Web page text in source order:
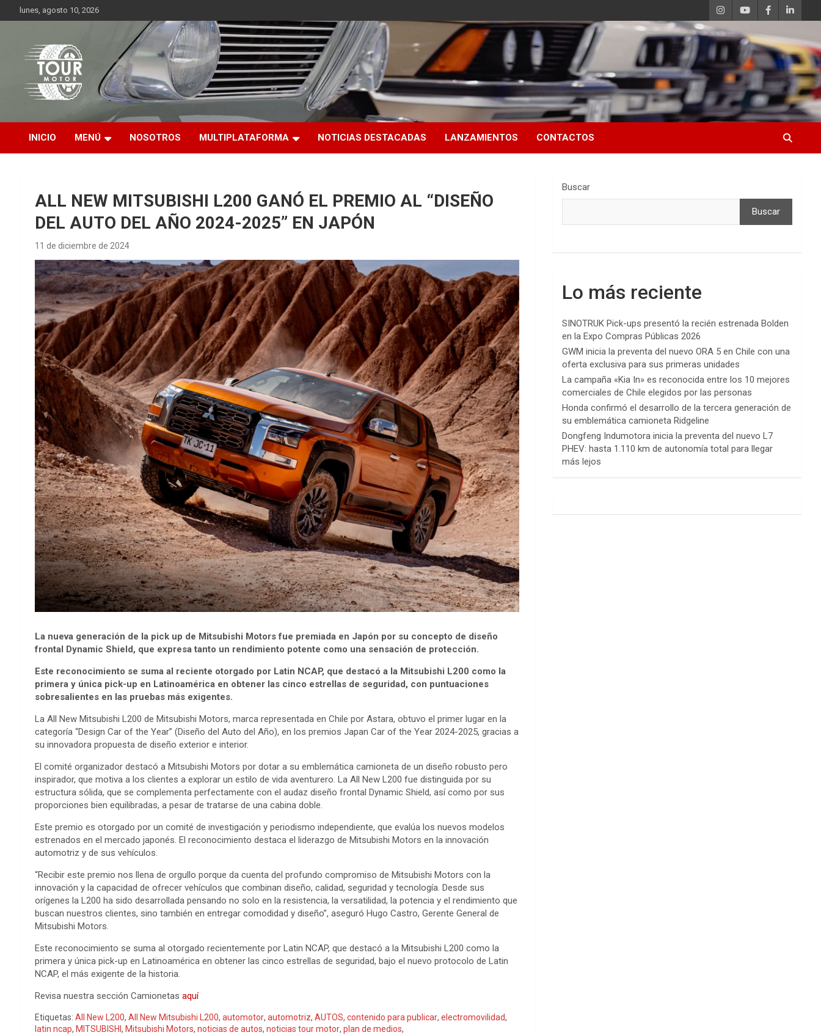
Saltar
al
lunes, agosto 10, 2026
Tour Motor
Plataforma de contenido audiovisual para el sector automotriz
INICIO MENÚ NOSOTROS MULTIPLATAFORMA NOTICIAS DESTACADAS LANZAMIENTOS CONTACTOS
ALL NEW MITSUBISHI L200 GANÓ EL PREMIO AL “DISEÑO
DEL AUTO DEL AÑO 2024-2025” EN JAPÓN
11 de diciembre de 2024
La nueva generación de la pick up de Mitsubishi Motors fue premiada en Japón por su concepto de diseño
frontal Dynamic Shield, que expresa tanto un rendimiento potente como una sensación de protección.
Este reconocimiento se suma al reciente otorgado por Latin NCAP, que destacó a la Mitsubishi L200 como la
primera y única pick-up en Latinoamérica en obtener las cinco estrellas de seguridad, con puntuaciones
sobresalientes en las pruebas más exigentes.
La All New Mitsubishi L200 de Mitsubishi Motors, marca representada en Chile por Astara, obtuvo el primer lugar en la
categoría “Design Car of the Year” (Diseño del Auto del Año), en los premios Japan Car of the Year 2024-2025, gracias a
su innovadora propuesta de diseño exterior e interior.
El comité organizador destacó a Mitsubishi Motors por dotar a su emblemática camioneta de un diseño robusto pero
inspirador, que motiva a los clientes a explorar un estilo de vida aventurero. La All New L200 fue distinguida por su
estructura sólida, que se complementa perfectamente con el audaz diseño frontal Dynamic Shield, así como por sus
proporciones bien equilibradas, a pesar de tratarse de una cabina doble.
Este premio es otorgado por un comité de investigación y periodismo independiente, que evalúa los nuevos modelos
estrenados en el mercado japonés. El reconocimiento destaca el liderazgo de Mitsubishi Motors en la innovación
automotriz y de sus vehículos.
“Recibir este premio nos llena de orgullo porque da cuenta del profundo compromiso de Mitsubishi Motors con la
innovación y la capacidad de ofrecer vehículos que combinan diseño, calidad, seguridad y tecnología. Desde sus
orígenes la L200 ha sido desarrollada pensando no solo en la resistencia, la versatilidad, la potencia y el rendimiento que
buscan nuestros clientes, sino también en entregar comodidad y diseño”, aseguró Hugo Castro, Gerente General de
Mitsubishi Motors.
Este reconocimiento se suma al otorgado recientemente por Latin NCAP, que destacó a la Mitsubishi L200 como la
primera y única pick-up en Latinoamérica en obtener las cinco estrellas de seguridad, bajo el nuevo protocolo de Latin
NCAP, el más exigente de la historia.
Revisa nuestra sección Camionetas aquí
Etiquetas: All New L200, All New Mitsubishi L200, automotor, automotriz, AUTOS, contenido para publicar, electromovilidad,
latin ncap, MITSUBISHI , Mitsubishi Motors, noticias de autos, noticias tour motor, plan de medios,
Buscar
Buscar
Lo más reciente
SINOTRUK Pick-ups presentó la recién estrenada Bolden
en la Expo Compras Públicas 2026
GWM inicia la preventa del nuevo ORA 5 en Chile con una
oferta exclusiva para sus primeras unidades
La campaña «Kia In» es reconocida entre los 10 mejores
comerciales de Chile elegidos por las personas
Honda confirmó el desarrollo de la tercera generación de
su emblemática camioneta Ridgeline
Dongfeng Indumotora inicia la preventa del nuevo L7
PHEV: hasta 1.110 km de autonomía total para llegar
más lejos